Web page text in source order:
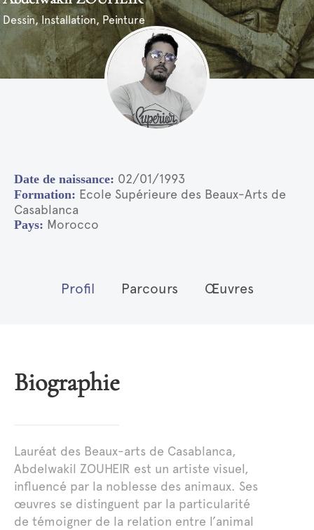
Dessin, Installation, Peinture
02/01/1993
Ecole Supérieure des Beaux-Arts de
Casablanca
Morocco
Profil Parcours Œuvres
Biographie
Lauréat des Beaux-arts de Casablanca,
Abdelwakil ZOUHEIR est un artiste visuel,
influencé par la noblesse des animaux. Ses
œuvres se distinguent par la particularité
de témoigner de la relation entre l’animal